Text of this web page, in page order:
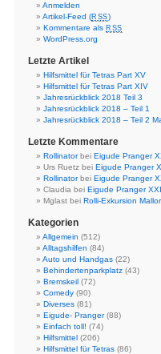
Anmelden
Artikel-Feed (RSS)
Kommentare als RSS
WordPress.org
Letzte Artikel
Hilfsmittel für Tetras Part XV
Hilfsmittel für Tetras Part XIV
Jahresrückblick 2018 Teil 3
Jahresrückblick 2018 – Teil 1
Jahresrückblick 2018 – Teil 2
Letzte Kommentare
Rollinatorbei Eigude Pranger
Urs Ruetz bei Eigude Pranger
Rollinatorbei Eigude Pranger
Claudia bei Eigude Pranger
Mglast bei Rolli-Exkursion
Kategorien
Allgemein (512)
Alltagshilfen (84)
Auto und Handgas (22)
Behindertenparkplatz (43)
Bremskeil (72)
Comedy (90)
Diverses (81)
Eigude- Pranger(88)
Einfach toll! (74)
Hilfsmittel (206)
Hilfsmittel für Tetras (86)